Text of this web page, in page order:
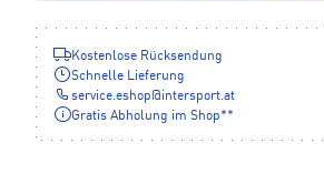
Kostenlose Rücksendung
Schnelle Lieferung
service.eshop@intersport.at
Gratis Abholung im Shop**